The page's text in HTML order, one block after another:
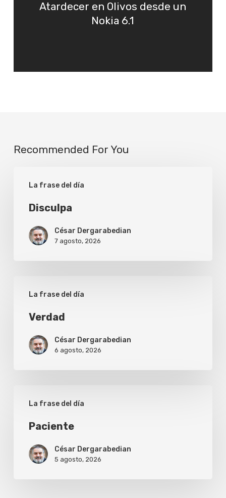
Atardecer en Olivos desde un
Nokia 6.1
Recommended For You
La frase del día
Disculpa
César Dergarabedian
7 agosto, 2026
La frase del día
Verdad
César Dergarabedian
6 agosto, 2026
La frase del día
Paciente
César Dergarabedian
5 agosto, 2026